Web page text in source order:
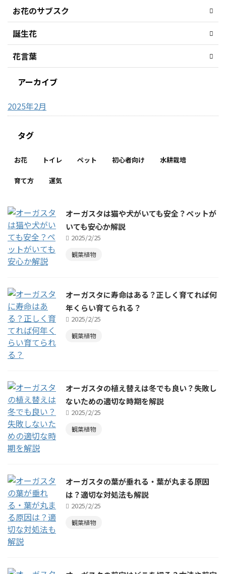
お花のサブスク
誕生花
花言葉
アーカイブ
2025年2月
タグ
お花 トイレ ペット 初心者向け 水耕栽培
育て方 運気
オーガスタは猫や犬がいても安全？ペットが
いても安心か解説
2025/2/25
観葉植物
オーガスタに寿命はある？正しく育てれば何
年くらい育てられる？
2025/2/25
観葉植物
オーガスタの植え替えは冬でも良い？失敗し
ないための適切な時期を解説
2025/2/25
観葉植物
オーガスタの葉が垂れる・葉が丸まる原因
は？適切な対処法も解説
2025/2/25
観葉植物